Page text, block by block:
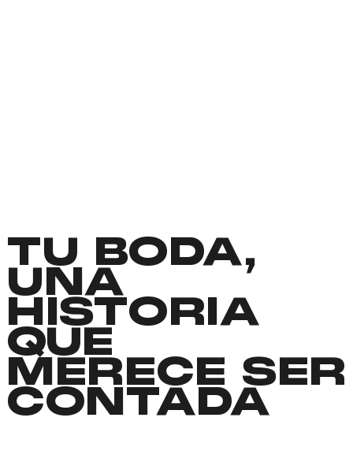
TU BODA,
UNA
HISTORIA
QUE
MERECE SER
CONTADA